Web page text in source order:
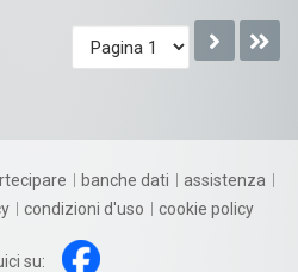
banche dati
assistenza
condizioni d'uso cookie policy
su: